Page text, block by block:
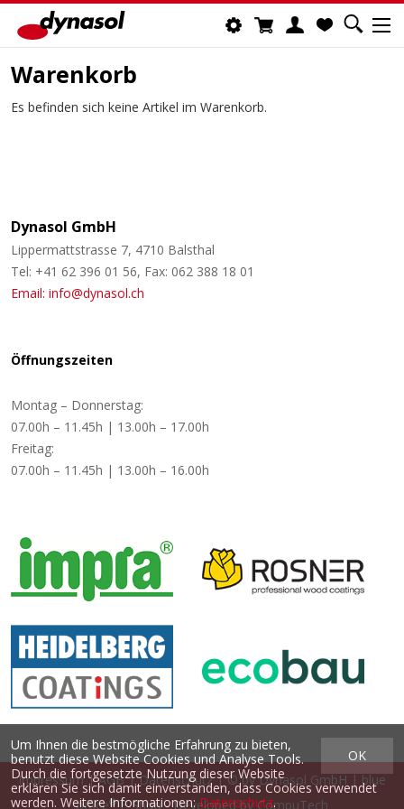
Warenkorb
Es befinden sich keine Artikel im Warenkorb.
Dynasol GmbH
Lippermattstrasse 7, 4710 Balsthal
Tel: +41 62 396 01 56, Fax: 062 388 18 01
Email: info@dynasol.ch
Öffnungszeiten
Montag – Donnerstag:
07.00h – 11.45h | 13.00h – 17.00h
Freitag:
07.00h – 11.45h | 13.00h – 16.00h
Impressum|AGB|Datenschutz| © byDynasol GmbH | blue
office®E-Shop - Developed byCompuTech
OK
Um Ihnen die bestmögliche Erfahrung zu bieten,
benutzt diese Website Cookies und Analyse Tools.
Durch die fortgesetzte Nutzung dieser Website
erklären Sie sich damit einverstanden, dass Cookies verwendet
werden. Weitere Informationen:Datenschutz.